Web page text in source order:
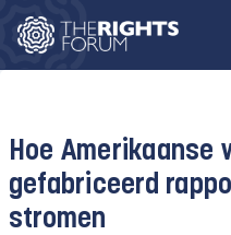
Hoe Amerikaanse
gefabriceerd
stromen